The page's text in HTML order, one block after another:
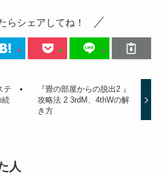
らシェアしてね！
テ
続
『畳の部屋からの脱出2 』
攻略法 2 3rdM、4thWの解
き方
人